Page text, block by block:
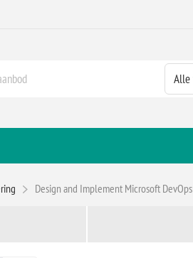
Design and Implement Microsoft